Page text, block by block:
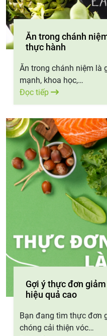
Ăn trong chánh
thực hành
Ăn trong chánh niệm là
mạnh, khoa học,…
Đọc tiếp
Gợi ý thực đơn
hiệu quả cao
Bạn đang tìm thực đơn
chóng cải thiện vóc…